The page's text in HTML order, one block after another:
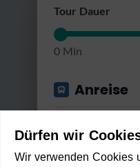
Tour Dauer
0 Min
Anreise
Dürfen wir
Wir verwenden Cookies